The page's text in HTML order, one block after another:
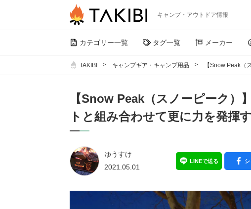
キャンプ・アウトドア情報
カテゴリー一覧 タグ一覧 メーカー
TAKIBI キャンプギア・キャンプ用品 【Snow Peak（
【Snow Peak（スノーピーク）
トと組み合わせて更に力を発揮
ゆうすけ
2021.05.01
LINEで送る